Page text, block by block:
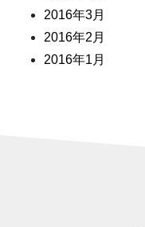
2016年3月
2016年2月
2016年1月